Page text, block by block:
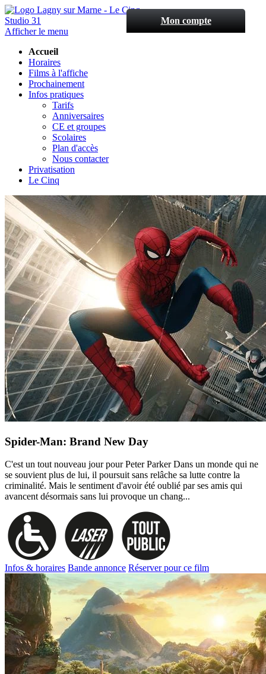
Studio 31
Afficher le menu
Accueil
Horaires
Films à l'affiche
Prochainement
Infos pratiques
Tarifs
Anniversaires
CE et groupes
Scolaires
Plan d'accès
Nous contacter
Privatisation
Le Cinq
Spider-Man: Brand New Day
C'est un tout nouveau jour pour Peter Parker Dans un monde qui ne
se souvient plus de lui, il poursuit sans relâche sa lutte contre la
criminalité. Mais le sentiment d'avoir été oublié par ses amis qui
avancent désormais sans lui provoque un chang...
Infos & horaires Bande annonce Réserver pour ce film
Mon compte